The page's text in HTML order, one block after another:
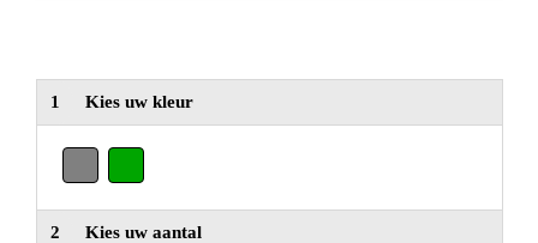
1 Kies uw kleur
2 Kies uw aantal